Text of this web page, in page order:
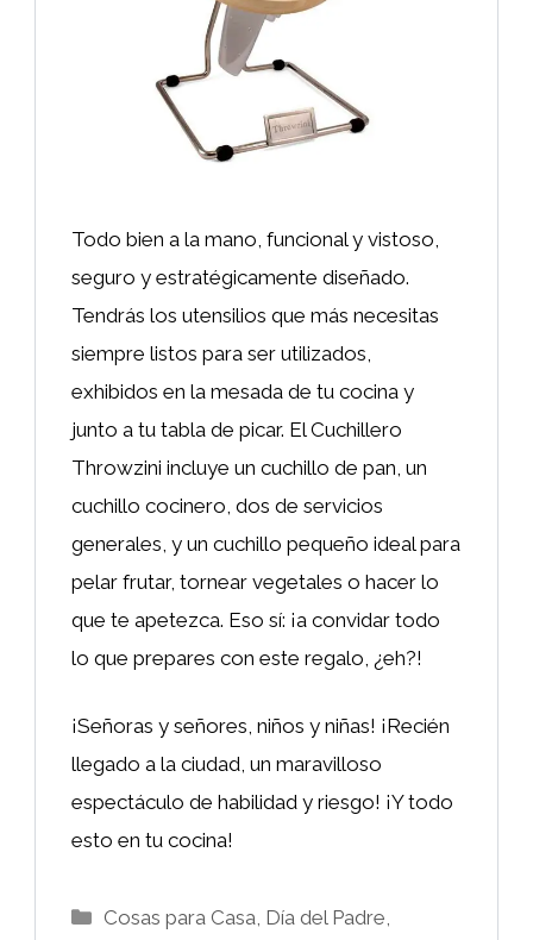
Todo bien a la mano, funcional y vistoso,
seguro y estratégicamente diseñado.
Tendrás los utensilios que más necesitas
siempre listos para ser utilizados,
exhibidos en la mesada de tu cocina y
junto a tu tabla de picar. El Cuchillero
Throwzini incluye un cuchillo de pan, un
cuchillo cocinero, dos de servicios
generales, y un cuchillo pequeño ideal para
pelar frutar, tornear vegetales o hacer lo
que te apetezca. Eso sí: ¡a convidar todo
lo que prepares con este regalo, ¿eh?!
¡Señoras y señores, niños y niñas! ¡Recién
llegado a la ciudad, un maravilloso
espectáculo de habilidad y riesgo! ¡Y todo
esto en tu cocina!
Categorías
Cosas para Casa, Día del Padre,